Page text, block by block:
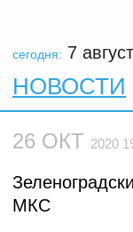
сегодня: 7
НОВОСТИ
26 ОКТ 2020
МКС